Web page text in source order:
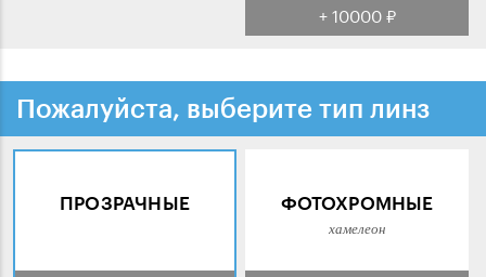
+ 10000 ₽
Пожалуйста, выберите тип линз
ПРОЗРАЧНЫЕ ФОТОХРОМНЫЕ
хамелеон